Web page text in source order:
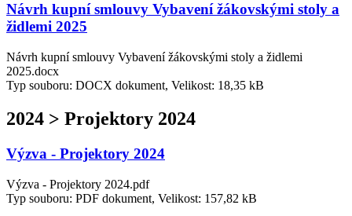
Návrh kupní smlouvy Vybavení žákovskými stoly a
židlemi 2025
Návrh kupní smlouvy Vybavení žákovskými stoly a židlemi
2025.docx
Typ souboru: DOCX dokument, Velikost: 18,35 kB
2024 > Projektory 2024
Výzva - Projektory 2024
Výzva - Projektory 2024.pdf
Typ souboru: PDF dokument, Velikost: 157,82 kB